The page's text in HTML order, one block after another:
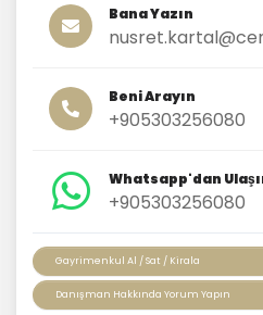
Bana Yazın
Beni Arayın
+905303256080
Whatsapp'dan
+905303256080
Gayrimenkul Al / Sat / Kirala
Danışman Hakkında Yorum Yapın